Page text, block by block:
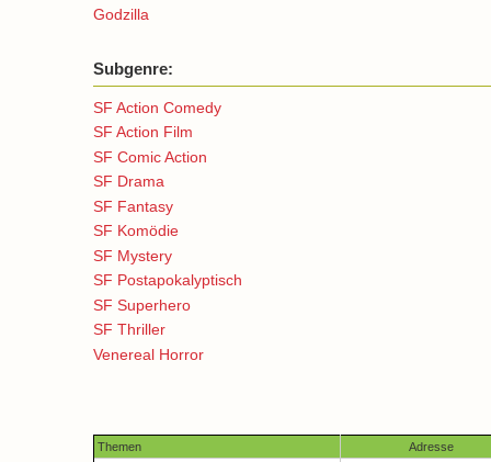
Godzilla
Subgenre:
SF Action Comedy
SF Action Film
SF Comic Action
SF Drama
SF Fantasy
SF Komödie
SF Mystery
SF Postapokalyptisch
SF Superhero
SF Thriller
Venereal Horror
Themen Adresse